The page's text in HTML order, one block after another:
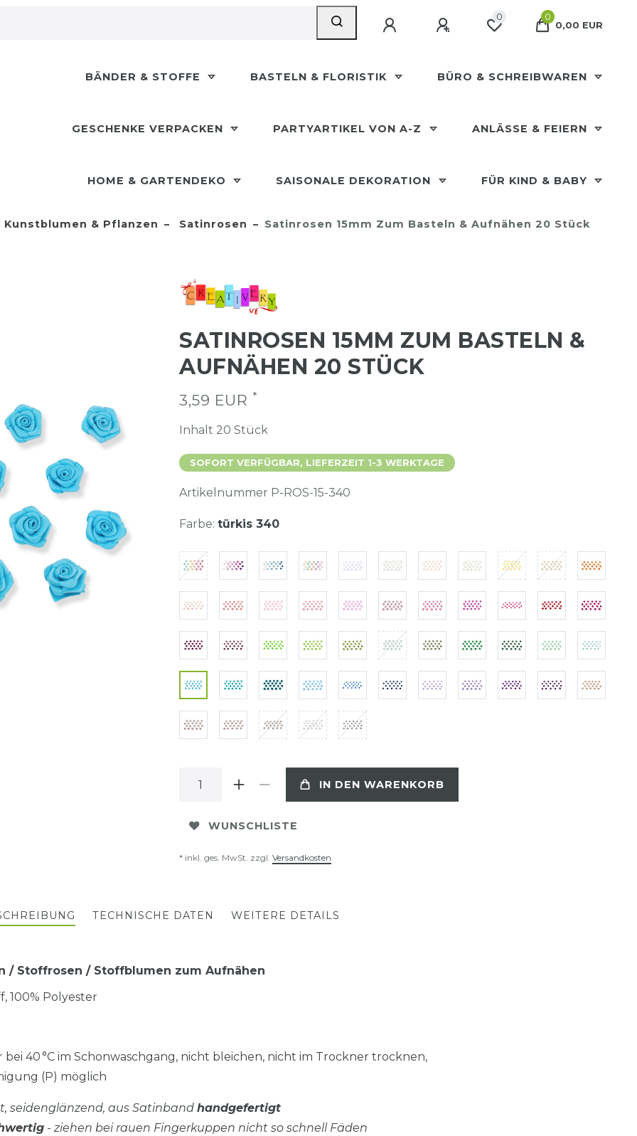
0
0
0,00 EUR
BÄNDER & STOFFE BASTELN & FLORISTIK BÜRO & SCHREIBWAREN
GESCHENKE VERPACKEN PARTYARTIKEL VON A-Z ANLÄSSE & FEIERN
HOME & GARTENDEKO SAISONALE DEKORATION FÜR KIND & BABY
Kunstblumen & Pflanzen Satinrosen Satinrosen 15mm Zum Basteln & Aufnähen 20 Stück
SATINROSEN 15MM ZUM BASTELN &
AUFNÄHEN 20 STÜCK
3,59 EUR *
Inhalt 20 Stück
SOFORT VERFÜGBAR, LIEFERZEIT 1-3 WERKTAGE
Artikelnummer P-ROS-15-340
Farbe: türkis 340
IN DEN WARENKORB
WUNSCHLISTE
* inkl. ges. MwSt. zzgl. Versandkosten
TECHNISCHE DATEN WEITERE DETAILS
/ Stoffrosen / Stoffblumen zum Aufnähen
100% Polyester
bei 40 °C im Schonwaschgang, nicht bleichen, nicht im Trockner trocknen,
(P) möglich
seidenglänzend, aus Satinband handgefertigt
- ziehen bei rauen Fingerkuppen nicht so schnell Fäden